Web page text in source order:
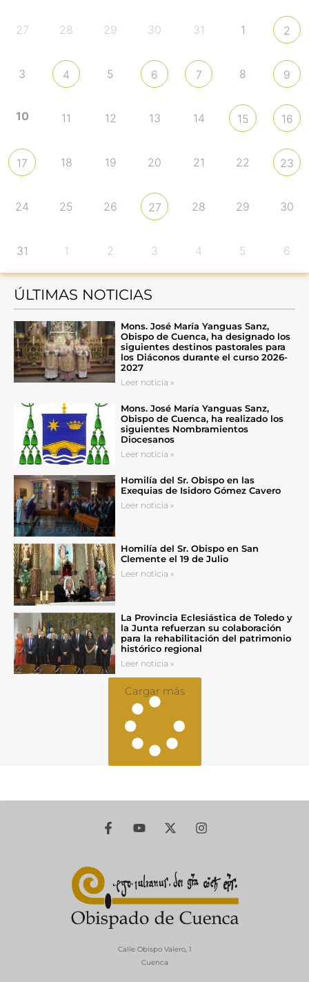
27 28 29 30 31 1 2
3 4 5 6 7 8 9
10 11 12 13 14 15 16
17 18 19 20 21 22 23
24 25 26 27 28 29 30
31 1 2 3 4 5 6
ÚLTIMAS NOTICIAS
Mons. José María Yanguas Sanz,
Obispo de Cuenca, ha designado los
siguientes destinos pastorales para
los Diáconos durante el curso 2026-
2027
Leer noticia »
Mons. José María Yanguas Sanz,
Obispo de Cuenca, ha realizado los
siguientes Nombramientos
Diocesanos
Leer noticia »
Homilía del Sr. Obispo en las
Exequias de Isidoro Gómez Cavero
Leer noticia »
Homilía del Sr. Obispo en San
Clemente el 19 de Julio
Leer noticia »
La Provincia Eclesiástica de Toledo y
la Junta refuerzan su colaboración
para la rehabilitación del patrimonio
histórico regional
Leer noticia »
Cargar más
Calle Obispo Valero, 1
Cuenca